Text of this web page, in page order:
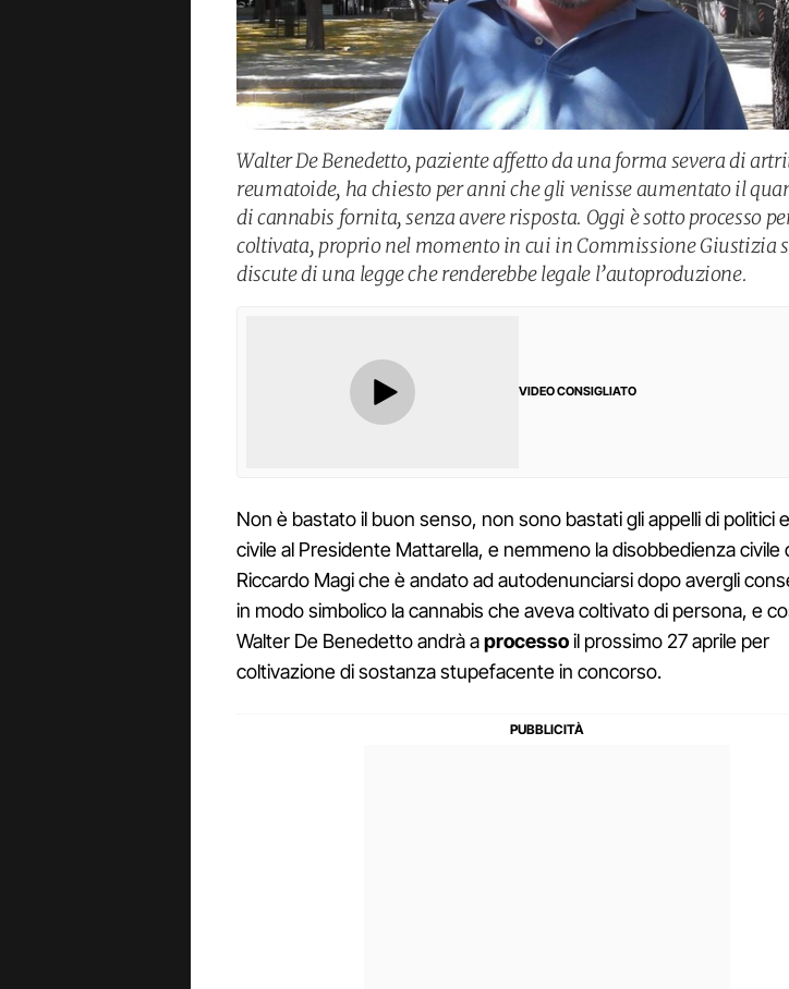
Walter De Benedetto, paziente affetto da una forma severa di
reumatoide, ha chiesto per anni che gli venisse aumentato il
di cannabis fornita, senza avere risposta. Oggi è sotto processo
coltivata, proprio nel momento in cui in Commissione Giustizia
discute di una legge che renderebbe legale l’autoproduzione.
VIDEO CONSIGLIATO
Non è bastato il buon senso, non sono bastati gli appelli di politici
civile al Presidente Mattarella, e nemmeno la disobbedienza civile
Riccardo Magi che è andato ad autodenunciarsi dopo avergli
in modo simbolico la cannabis che aveva coltivato di persona, e
Walter De Benedetto andrà aprocessoil prossimo 27 aprile per
coltivazione di sostanza stupefacente in concorso.